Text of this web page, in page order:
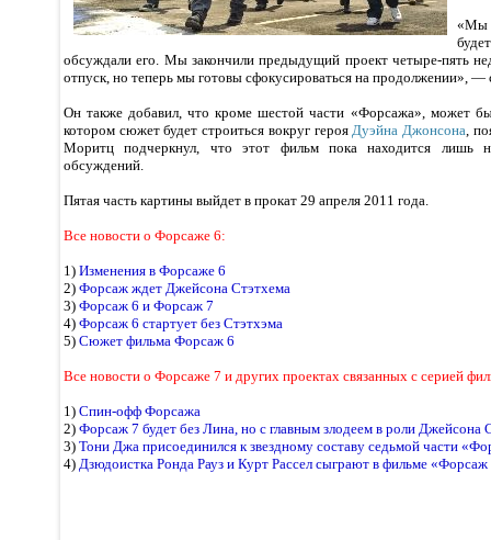
«Мы
обсуждали его. Мы закончили предыдущий проект четыре-пять
отпуск, но теперь мы готовы сфокусироваться на продолжении», —
Он также добавил, что кроме шестой части «Форсажа», может
котором сюжет будет строиться вокруг герояДуэйна Джонсона,
Моритц подчеркнул, что этот фильм пока находится лишь
обсуждений.
Пятая часть картины выйдет в прокат 29 апреля 2011 года.
Все новости о Форсаже 6:
1) Изменения в Форсаже 6
2) Форсаж ждет Джейсона Стэтхема
3) Форсаж 6 и Форсаж 7
4) Форсаж 6 стартует без Стэтхэма
5) Сюжет фильма Форсаж 6
Все новости о Форсаже 7 и других проектах связанных с серией
1) Спин-офф Форсажа
2) Форсаж 7 будет без Лина, но с главным злодеем в роли Джейсона
3) Тони Джа присоединился к звездному составу седьмой части
4) Дзюдоистка Ронда Рауз и Курт Рассел сыграют в фильме «Форсаж